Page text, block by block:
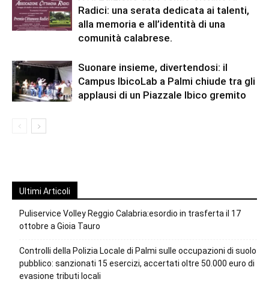
Radici: una serata dedicata ai talenti,
alla memoria e all’identità di una
comunità calabrese.
Suonare insieme, divertendosi: il
Campus IbicoLab a Palmi chiude tra gli
applausi di un Piazzale Ibico gremito
Ultimi Articoli
Puliservice Volley Reggio Calabria:esordio in trasferta il 17
ottobre a Gioia Tauro
Controlli della Polizia Locale di Palmi sulle occupazioni di suolo
pubblico: sanzionati 15 esercizi, accertati oltre 50.000 euro di
evasione tributi locali